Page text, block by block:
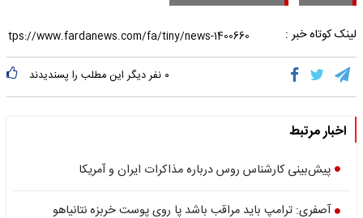
لینک کوتاه خبر :
۰ نفر دیگر این مطلب را پسندیدند
اخبار مرتبط
پیش‌بینی کارشناس روس درباره مذاکرات ایران و آمریکا
آصفری: ترامپ باید مراقب باشد پا روی پوست خربزه نتانیاهو